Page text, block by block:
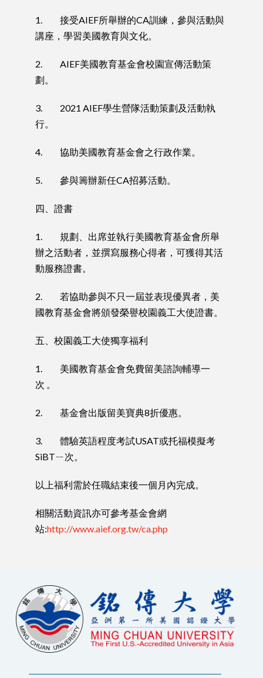
1. 接受AIEF所舉辦的CA訓練，參與活動與
講座，學習美國教育與文化。
2. AIEF美國教育基金會校園宣傳活動策
劃。
3. 2021 AIEF學生營隊活動策劃及活動執
行。
4. 協助美國教育基金會之行政作業。
5. 參與籌辦新任CA招募活動。
四、證書
1. 規劃、出席並執行美國教育基金會所舉
辦之活動者，並撰寫服務心得者，可獲得其活
動服務證書。
2. 若協助參與不只一屆並表現優異者，美
國教育基金會將頒發榮譽校園義工大使證書。
五、校園義工大使獨享福利
1. 美國教育基金會免費留美諮詢輔導一
次 。
2. 基金會出版留美寶典8折優惠。
3. 體驗英語程度考試USAT或托福模擬考
SiBTㄧ次。
以上福利需於任職結束後一個月內完成。
相關活動資訊亦可參考基金會網
站:http://www.aief.org.tw/ca.php